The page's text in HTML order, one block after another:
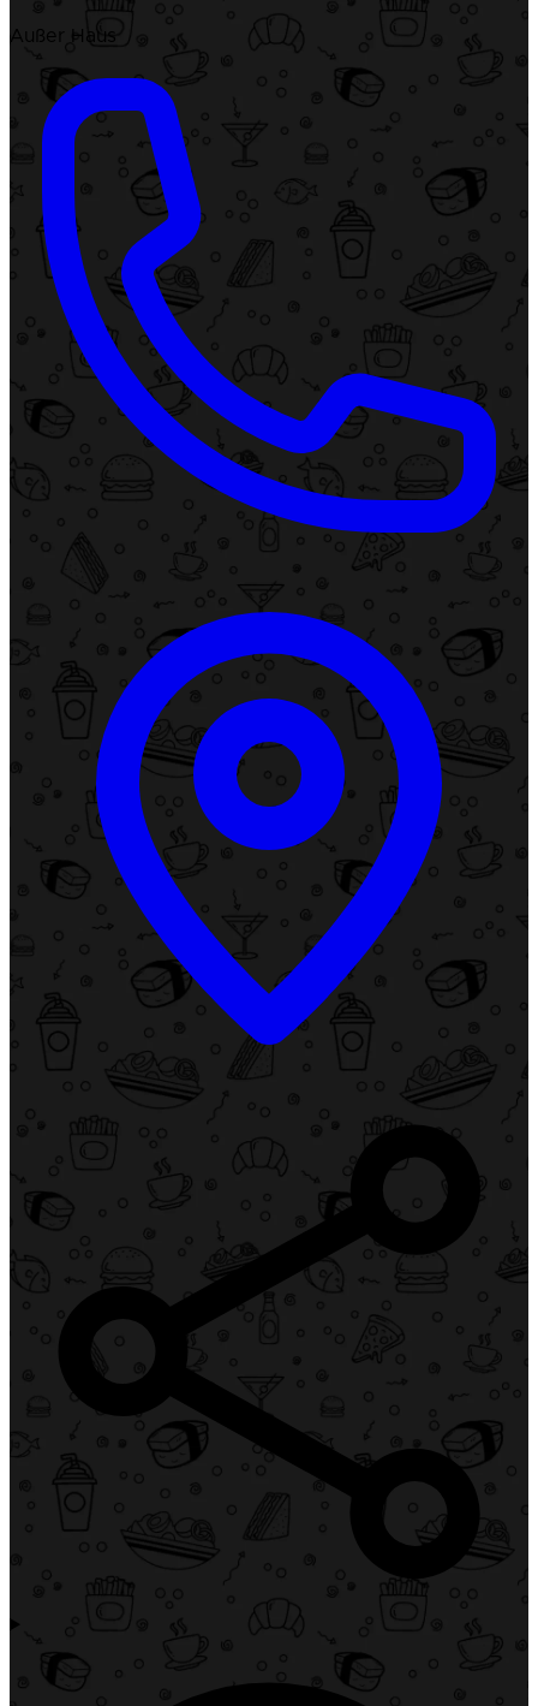
Außer Haus